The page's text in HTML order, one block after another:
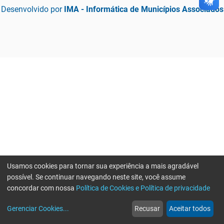
Desenvolvido por IMA - Informática de Municípios Associados
web
Notícias
more_horiz
Mais
Usamos cookies para tornar sua experiência a mais agradável
possível. Se continuar navegando neste site, você assume
concordar com nossa Política de Cookies e Política de privacidade
Gerenciar Cookies... Recusar Aceitar todos